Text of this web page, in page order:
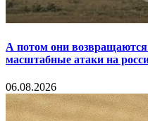
А потом они
масштабные атаки на
06.08.2026